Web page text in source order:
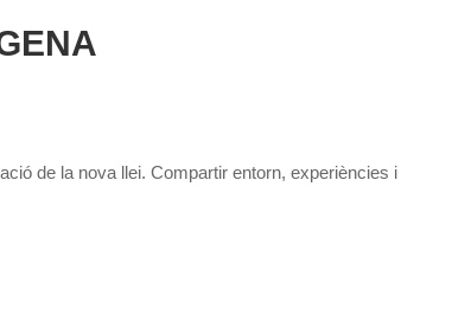
de la nova llei. Compartir entorn, experiències i